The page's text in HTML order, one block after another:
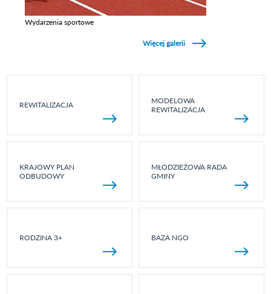
Wydarzenia sportowe
Więcej galerii
REWITALIZACJA
MODELOWA
REWITALIZACJA
KRAJOWY PLAN
ODBUDOWY
MŁODZIEŻOWA RADA
GMINY
RODZINA 3+ BAZA NGO